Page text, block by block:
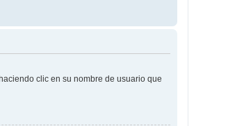
clic en su nombre de usuario que